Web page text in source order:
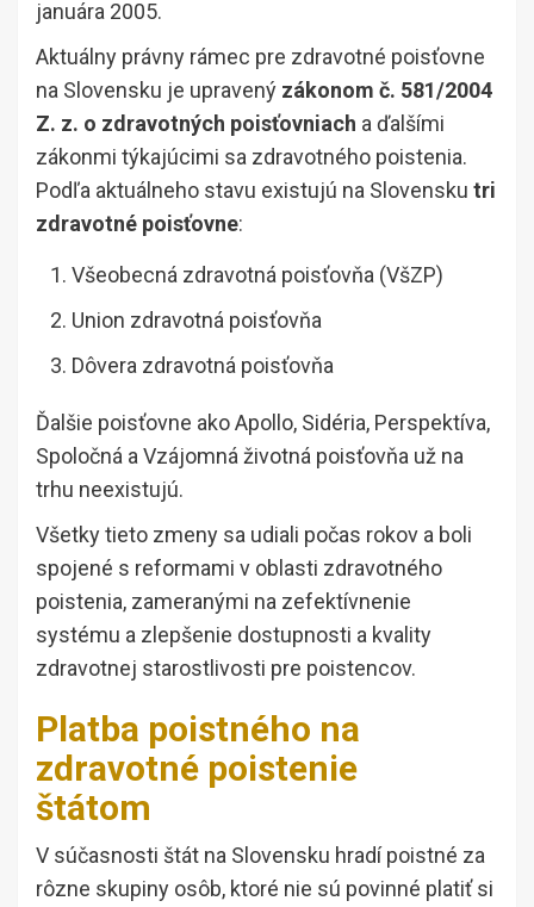
januára 2005.
Aktuálny právny rámec pre zdravotné poisťovne
na Slovensku je upravený zákonom č. 581/2004
Z. z. o zdravotných poisťovniach a ďalšími
zákonmi týkajúcimi sa zdravotného poistenia.
Podľa aktuálneho stavu existujú na Slovensku tri
zdravotné poisťovne:
Všeobecná zdravotná poisťovňa (VšZP)
Union zdravotná poisťovňa
Dôvera zdravotná poisťovňa
Ďalšie poisťovne ako Apollo, Sidéria, Perspektíva,
Spoločná a Vzájomná životná poisťovňa už na
trhu neexistujú.
Všetky tieto zmeny sa udiali počas rokov a boli
spojené s reformami v oblasti zdravotného
poistenia, zameranými na zefektívnenie
systému a zlepšenie dostupnosti a kvality
zdravotnej starostlivosti pre poistencov.
Platba poistného na
zdravotné poistenie
štátom
V súčasnosti štát na Slovensku hradí poistné za
rôzne skupiny osôb, ktoré nie sú povinné platiť si